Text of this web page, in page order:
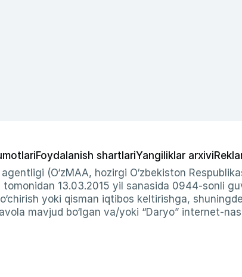
Foydalanish shartlariYangiliklar arxivi
(O‘zMAA, hozirgi O‘zbekiston
13.03.2015 yil sanasida 0944-sonli
yoki qisman iqtibos keltirishga,
mavjud bo‘lgan va/yoki “Daryo” internet-